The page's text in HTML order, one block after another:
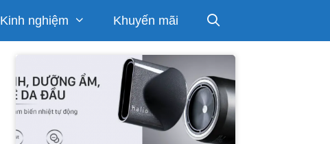
Kinh nghiệm Khuyến mãi